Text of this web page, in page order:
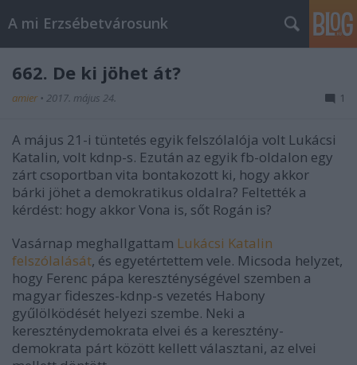
A mi Erzsébetvárosunk
662. De ki jöhet át?
amier • 2017. május 24. 1
A május 21-i tüntetés egyik felszólalója volt Lukácsi
Katalin, volt kdnp-s. Ezután az egyik fb-oldalon egy
zárt csoportban vita bontakozott ki, hogy akkor
bárki jöhet a demokratikus oldalra? Feltették a
kérdést: hogy akkor Vona is, sőt Rogán is?
Vasárnap meghallgattam Lukácsi Katalin
felszólalását, és egyetértettem vele. Micsoda helyzet,
hogy Ferenc pápa kereszténységével szemben a
magyar fideszes-kdnp-s vezetés Habony
gyűlölködését helyezi szembe. Neki a
kereszténydemokrata elvei és a keresztény-
demokrata párt között kellett választani, az elvei